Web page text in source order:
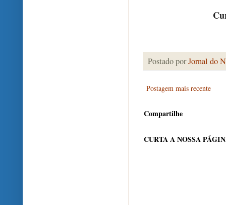
Postado porJornal do
Postagem mais recente
Compartilhe
CURTA A NOSSA